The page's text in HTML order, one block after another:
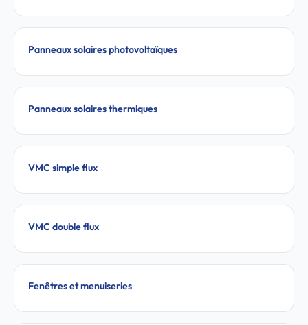
Panneaux solaires photovoltaïques
Panneaux solaires thermiques
VMC simple flux
VMC double flux
Fenêtres et menuiseries